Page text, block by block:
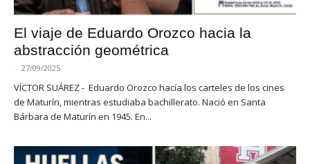
El viaje de Eduardo Orozco hacia la
abstracción geométrica
- 27/09/2025
VÍCTOR SUÁREZ - Eduardo Orozco hacía los carteles de los cines
de Maturín, mientras estudiaba bachillerato. Nació en Santa
Bárbara de Maturín en 1945. En...